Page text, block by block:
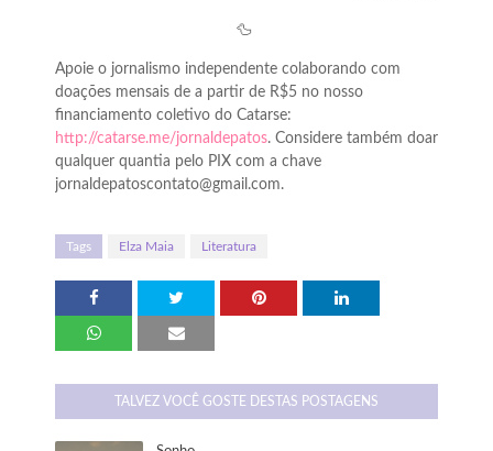
🦆
Apoie o jornalismo independente colaborando com
doações mensais de a partir de R$5 no nosso
financiamento coletivo do Catarse:
http://catarse.me/jornaldepatos. Considere também doar
qualquer quantia pelo PIX com a chave
jornaldepatoscontato@gmail.com.
Tags Elza Maia Literatura
TALVEZ VOCÊ GOSTE DESTAS POSTAGENS